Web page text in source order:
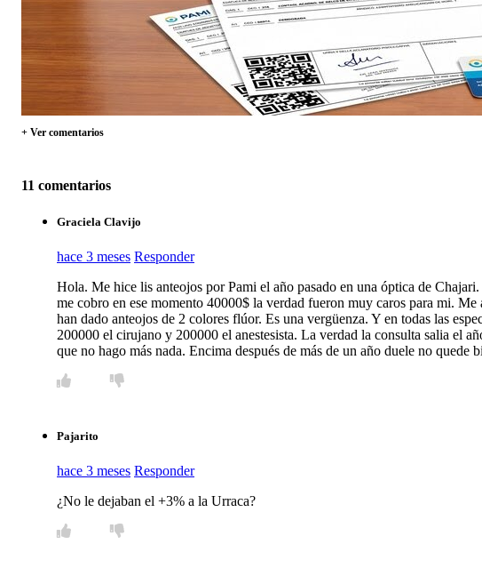
+ Ver comentarios
11 comentarios
Graciela Clavijo
hace 3 meses Responder
Hola. Me hice lis anteojos por Pami el año pasado en una óptica de
me cobro en ese momento 40000$ la verdad fueron muy caros para mi.
han dado anteojos de 2 colores flúor. Es una vergüenza. Y en todas las
200000 el cirujano y 200000 el anestesista. La verdad la consulta salia el
que no hago más nada. Encima después de más de un año duele no quede
Pajarito
hace 3 meses Responder
¿No le dejaban el +3% a la Urraca?